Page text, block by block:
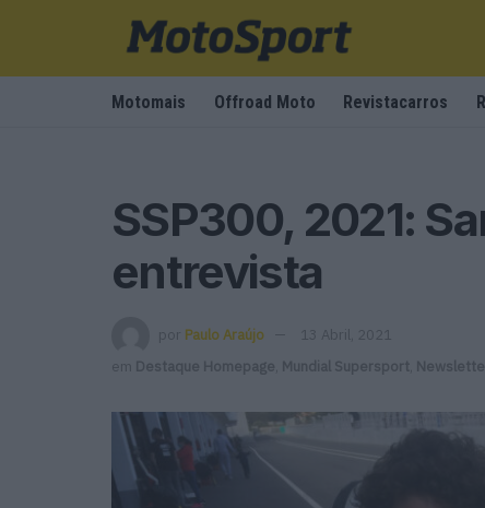
Motomais Offroad Moto Revistacarros
SSP300, 2021:
entrevista
por Paulo Araújo
13 Abril, 2021
em
Destaque Homepage Mundial Supersport